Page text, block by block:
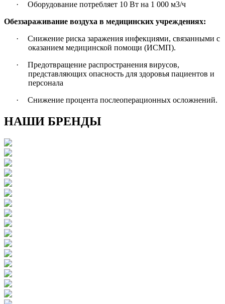
·
Оборудование потребляет 10 Вт на 1 000 м3/ч
Обеззараживание воздуха в медицинских учреждениях:
·
Снижение риска заражения инфекциями, связанными с
оказанием медицинской помощи (ИСМП).
·
Предотвращение распространения вирусов,
представляющих опасность для здоровья пациентов и
персонала
·
Снижение процента послеоперационных осложнений.
НАШИ БРЕНДЫ